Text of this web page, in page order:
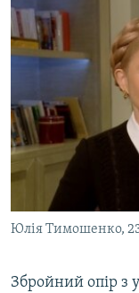
пошуку
ІНТЕРВ'Ю
ВСЕ ЗА ДЕНЬ
СПЕЦПРОЕКТИ
ДЕПОРТАЦІЯ
ВІДЕОУРОКИ
СВІДЧЕННЯ ОКУПАЦІЇ
УКРАЇНСЬКА
ІНФОГРАФІКА
ЯК ОБІЙТИ
Русский
Qırımtatar
ДОЛУЧАЙСЯ!
Юлія Тимошенко,
Збройний опір з